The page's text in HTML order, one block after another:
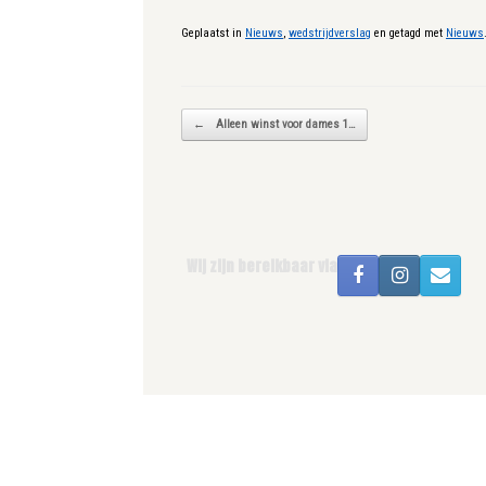
Geplaatst in Nieuws wedstrijdverslag en getagd met Nieuws
Bericht navigatie
← Alleen winst voor dames 1…